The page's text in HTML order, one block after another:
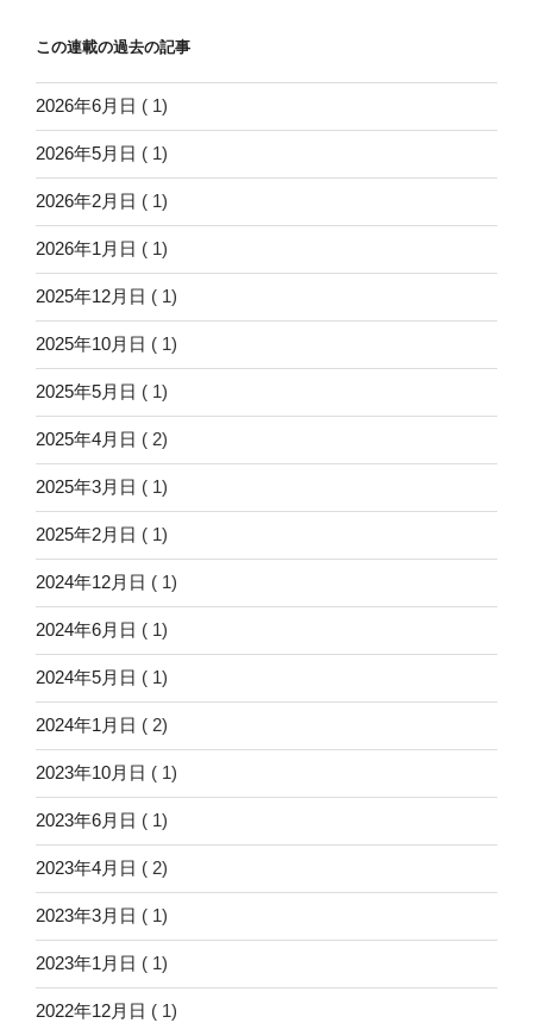
この連載の過去の記事
2026年6月日 ( 1)
2026年5月日 ( 1)
2026年2月日 ( 1)
2026年1月日 ( 1)
2025年12月日 ( 1)
2025年10月日 ( 1)
2025年5月日 ( 1)
2025年4月日 ( 2)
2025年3月日 ( 1)
2025年2月日 ( 1)
2024年12月日 ( 1)
2024年6月日 ( 1)
2024年5月日 ( 1)
2024年1月日 ( 2)
2023年10月日 ( 1)
2023年6月日 ( 1)
2023年4月日 ( 2)
2023年3月日 ( 1)
2023年1月日 ( 1)
2022年12月日 ( 1)